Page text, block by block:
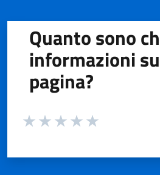
Quanto sono
informazioni
pagina?
Valuta da 1 a 5 stelle la pagina